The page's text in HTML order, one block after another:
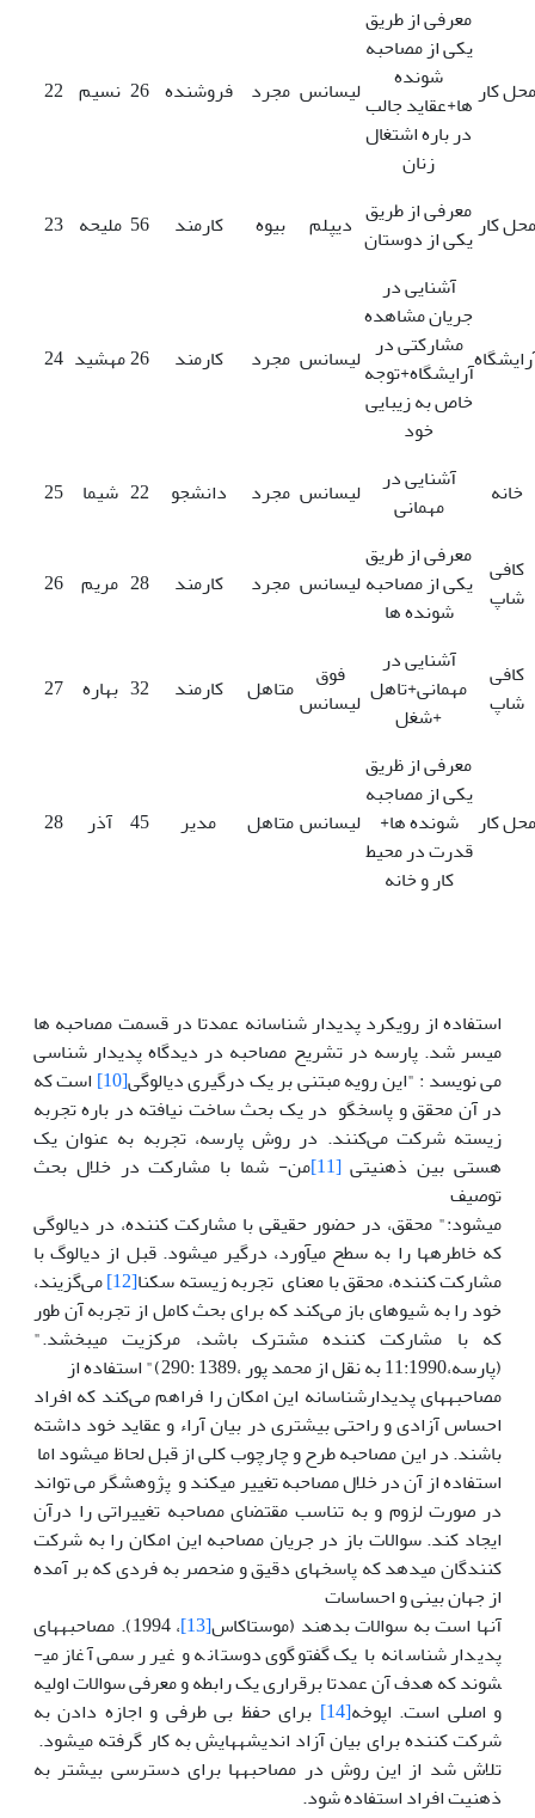
محل کار
معرفی از طریق
یکی از مصاحبه
شونده
ها+عقاید جالب
در باره اشتغال
زنان
لیسانس مجرد فروشنده 26 نسیم 22
محل کارمعرفی از طریق
یکی از دوستان دیپلم بیوه کارمند 56 ملیحه 23
آشنایی در
جریان مشاهده
مشارکتی در
آرایشگاه+توجه
خاص به زیبایی
خود
لیسانس مجرد کارمند 26مهشید 24
خانه
آشنایی در
مهمانی
لیسانس مجرد دانشجو 22 شیما 25
کافی
شاپ
معرفی از طریق
یکی از مصاحبه
شونده ها
لیسانس مجرد کارمند 28 مریم 26
کافی
شاپ
آشنایی در
مهمانی+تاهل
+شغل
فوق
لیسانسمتاهل کارمند 32 بهاره 27
محل کار
معرفی از ظریق
یکی از مصاجبه
شونده ها+
قدرت در محیط
کار و خانه
لیسانسمتاهل مدیر 45 آذر 28
استفاده از رویکرد پدیدار شناسانه عمدتا در قسمت مصاحبه ها
میسر شد. پارسه در تشریح مصاحبه در دیدگاه پدیدار شناسی
می نویسد : "این رویه مبتنی بر یک درگیری دیالوگی[10]
است که
در آن محقق و پاسخ­گو در یک بحث ساخت نیافته در باره تجربه
زیسته شرکت می‌کنند. در روش پارسه، تجربه به عنوان یک
هستی بین ذهنیتی[11]
من- شما با مشارکت در خلال بحث
توصیف
می­شود:" محقق، در حضور حقیقی با مشارکت کننده، در دیالوگی
که خاطره­ها را به سطح می­آورد، درگیر می­شود. قبل از دیالوگ با
مشارکت کننده، محقق با معنای تجربه زیسته سکنا[12]
می‌گزیند،
خود را به شیوه­ای باز می‌کند که برای بحث کامل از تجربه آن طور
که با مشارکت کننده مشترک باشد، مرکزیت می­بخشد."
(پارسه،11:1990 به نقل از محمد پور ،1389 :290)" استفاده از
مصاحبه­های پدیدارشناسانه این امکان را فراهم می‌کند که افراد
احساس آزادی و راحتی بیشتری در بیان آراء و عقاید خود داشته
باشند. در این مصاحبه طرح و چارچوب کلی از قبل لحاظ می­شود اما
استفاده از آن در خلال مصاحبه تغییر می­کند و پژوهشگر می تواند
در صورت لزوم و به تناسب مقتضای مصاحبه تغییراتی را درآن
ایجاد کند. سوالات باز در جریان مصاحبه این امکان را به شرکت
کنندگان می­دهد که پاسخ­های دقیق و منحصر به فردی که بر آمده
از جهان بینی و احساسات
آن­ها است به سوالات بدهند (موستاکاس[13]
، 1994). مصاحبه­های
پدیدار شناسانه با یک گفت­وگوی دوستانه و غیر رسمی آغاز می­
شوند که هدف آن عمدتا برقراری یک رابطه و معرفی سوالات اولیه
و اصلی است. اپوخه[14]
برای حفظ بی طرفی و اجازه دادن به
شرکت کننده برای بیان آزاد اندیشه­هایش به کار گرفته می­شود.
تلاش شد از این روش در مصاحبه­ها برای دسترسی بیشتر به
ذهنیت افراد استفاده شود.